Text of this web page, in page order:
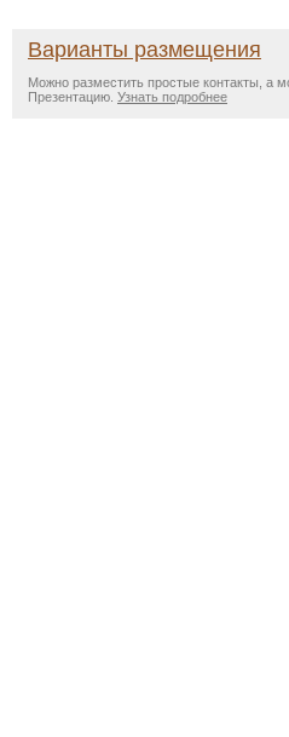
Варианты размещения
Можно разместить простые контакты, а
Презентацию. Узнать подробнее